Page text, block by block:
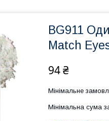
BG911
Match
94 ₴
Мінімальне
Мінімальна сума